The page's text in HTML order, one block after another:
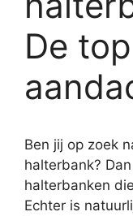
De
Ben jij op zoek
halterbank?
halterbanken
Echter is